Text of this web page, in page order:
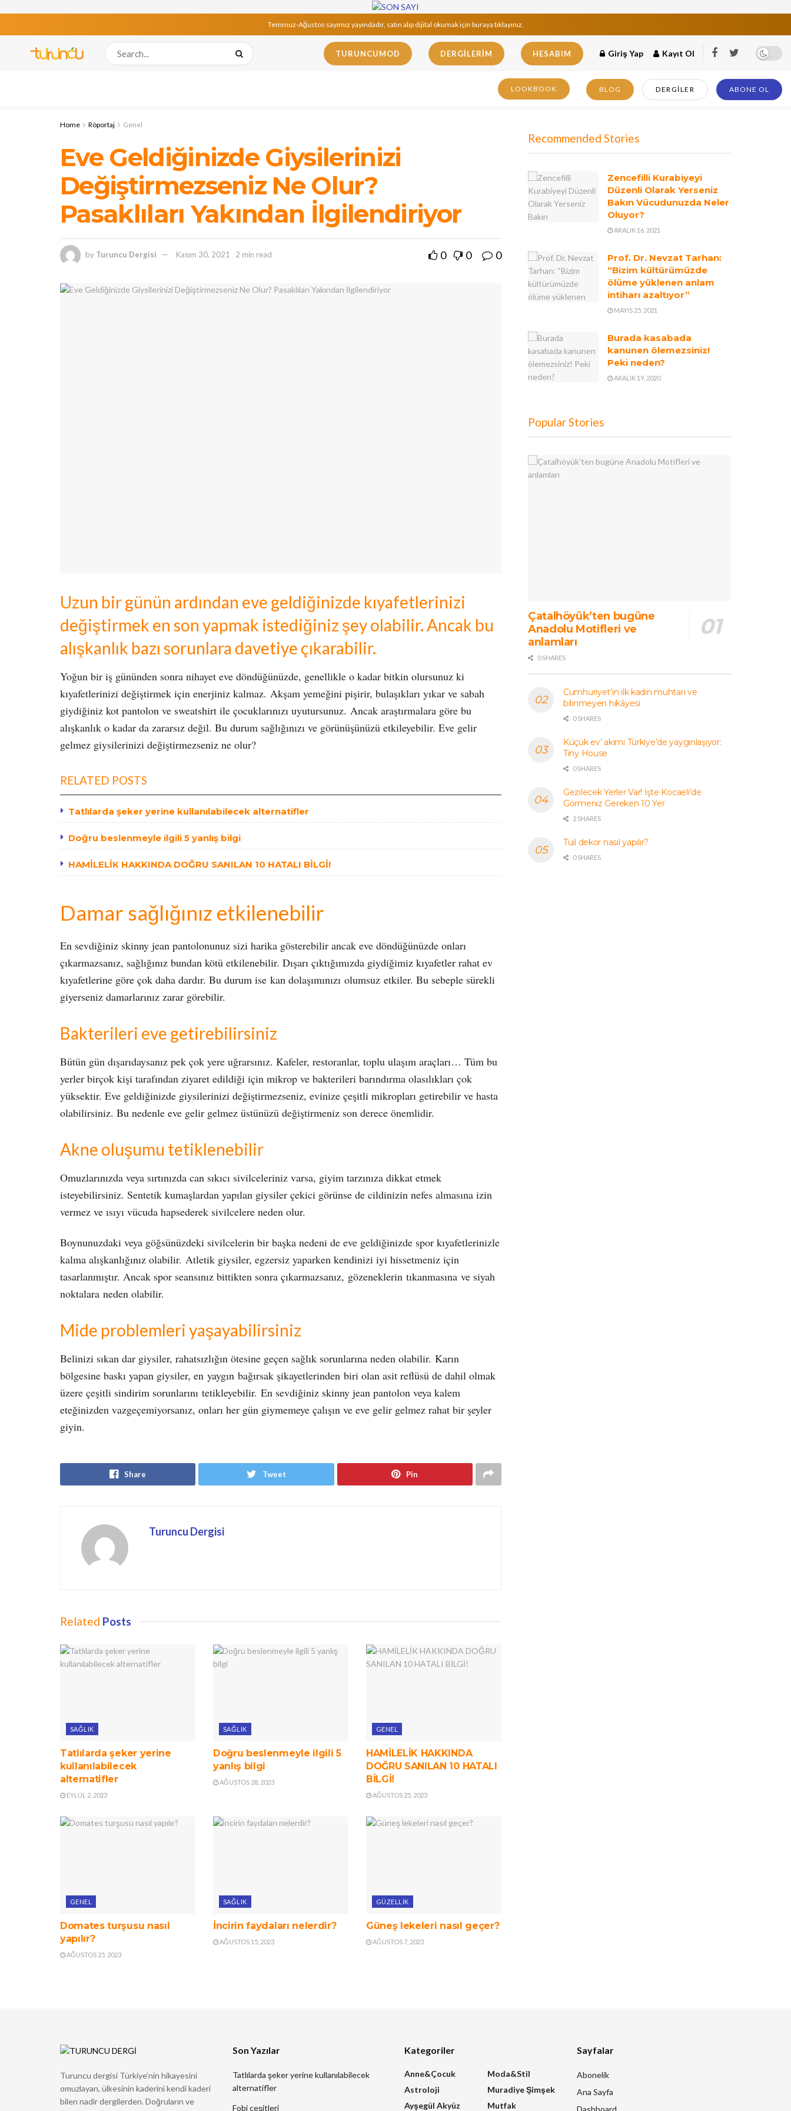
Temmuz-Ağustos sayımız yayındadır, satın alıp dijital okumak için buraya tıklayınız.
TURUNCUMOD DERGILERIM HESABIM Giriş Yap Kayıt Ol
LOOKBOOK BLOG DERGILER ABONE OL
Home Röportaj Genel
Eve Geldiğinizde Giysilerinizi
Değiştirmezseniz Ne Olur?
Pasaklıları Yakından İlgilendiriyor
by Turuncu Dergisi Kasım 30, 2021 2 min read 0 0 0
Uzun bir günün ardından eve geldiğinizde kıyafetlerinizi
değiştirmek en son yapmak istediğiniz şey olabilir. Ancak bu
alışkanlık bazı sorunlara davetiye çıkarabilir.
Yoğun bir iş gününden sonra nihayet eve döndüğünüzde, genellikle o kadar bitkin olursunuz ki
kıyafetlerinizi değiştirmek için enerjiniz kalmaz. Akşam yemeğini pişirir, bulaşıkları yıkar ve sabah
giydiğiniz kot pantolon ve sweatshirt ile çocuklarınızı uyutursunuz. Ancak araştırmalara göre bu
alışkanlık o kadar da zararsız değil. Bu durum sağlığınızı ve görünüşünüzü etkileyebilir. Eve gelir
gelmez giysilerinizi değiştirmezseniz ne olur?
RELATED POSTS
Tatlılarda şeker yerine kullanılabilecek alternatifler
Doğru beslenmeyle ilgili 5 yanlış bilgi
HAMİLELİK HAKKINDA DOĞRU SANILAN 10 HATALI BİLGİ!
Damar sağlığınız etkilenebilir
En sevdiğiniz skinny jean pantolonunuz sizi harika gösterebilir ancak eve döndüğünüzde onları
çıkarmazsanız, sağlığınız bundan kötü etkilenebilir. Dışarı çıktığımızda giydiğimiz kıyafetler rahat ev
kıyafetlerine göre çok daha dardır. Bu durum ise kan dolaşımınızı olumsuz etkiler. Bu sebeple sürekli
giyerseniz damarlarınız zarar görebilir.
Bakterileri eve getirebilirsiniz
Bütün gün dışarıdaysanız pek çok yere uğrarsınız. Kafeler, restoranlar, toplu ulaşım araçları… Tüm bu
yerler birçok kişi tarafından ziyaret edildiği için mikrop ve bakterileri barındırma olasılıkları çok
yüksektir. Eve geldiğinizde giysilerinizi değiştirmezseniz, evinize çeşitli mikropları getirebilir ve hasta
olabilirsiniz. Bu nedenle eve gelir gelmez üstünüzü değiştirmeniz son derece önemlidir.
Akne oluşumu tetiklenebilir
Omuzlarınızda veya sırtınızda can sıkıcı sivilceleriniz varsa, giyim tarzınıza dikkat etmek
isteyebilirsiniz. Sentetik kumaşlardan yapılan giysiler çekici görünse de cildinizin nefes almasına izin
vermez ve ısıyı vücuda hapsederek sivilcelere neden olur.
Boynunuzdaki veya göğsünüzdeki sivilcelerin bir başka nedeni de eve geldiğinizde spor kıyafetlerinizle
kalma alışkanlığınız olabilir. Atletik giysiler, egzersiz yaparken kendinizi iyi hissetmeniz için
tasarlanmıştır. Ancak spor seansınız bittikten sonra çıkarmazsanız, gözeneklerin tıkanmasına ve siyah
noktalara neden olabilir.
Mide problemleri yaşayabilirsiniz
Belinizi sıkan dar giysiler, rahatsızlığın ötesine geçen sağlık sorunlarına neden olabilir. Karın
bölgesine baskı yapan giysiler, en yaygın bağırsak şikayetlerinden biri olan asit reflüsü de dahil olmak
üzere çeşitli sindirim sorunlarını tetikleyebilir. En sevdiğiniz skinny jean pantolon veya kalem
eteğinizden vazgeçemiyorsanız, onları her gün giymemeye çalışın ve eve gelir gelmez rahat bir şeyler
giyin.
Share Tweet Pin
Turuncu Dergisi
Related Posts
SAĞLIK
Tatlılarda şeker yerine
kullanılabilecek
alternatifler
EYLÜL 2, 2023
SAĞLIK
Doğru beslenmeyle ilgili 5
yanlış bilgi
AĞUSTOS 28, 2023
GENEL
HAMİLELİK HAKKINDA
DOĞRU SANILAN 10 HATALI
BİLGİ!
AĞUSTOS 25, 2023
GENEL
Domates turşusu nasıl
yapılır?
AĞUSTOS 25, 2023
SAĞLIK
İncirin faydaları nelerdir?
AĞUSTOS 15, 2023
GÜZELLIK
Güneş lekeleri nasıl geçer?
AĞUSTOS 7, 2023
Recommended Stories
Zencefilli Kurabiyeyi
Düzenli Olarak Yerseniz
Bakın Vücudunuzda Neler
Oluyor?
ARALIK 16, 2021
Prof. Dr. Nevzat Tarhan:
“Bizim kültürümüzde
ölüme yüklenen anlam
intiharı azaltıyor”
MAYIS 25, 2021
Burada kasabada
kanunen ölemezsiniz!
Peki neden?
ARALIK 19, 2020
Popular Stories
Çatalhöyük’ten bugüne
Anadolu Motifleri ve
anlamları
0 SHARES
Cumhuriyet’in ilk kadın muhtarı ve
bilinmeyen hikâyesi
0 SHARES
Küçük ev’ akımı Türkiye’de yaygınlaşıyor:
Tiny House
0 SHARES
Gezilecek Yerler Var! İşte Kocaeli’de
Görmeniz Gereken 10 Yer
2 SHARES
Tuil dekor nasıl yapılır?
0 SHARES
Turuncu dergisi Türkiye’nin hikayesini
omuzlayan, ülkesinin kaderini kendi kaderi
bilen nadir dergilerden. Doğruların ve
Son Yazılar
Tatlılarda şeker yerine kullanılabilecek
alternatifler
Fobi çeşitleri
Kategoriler
Anne&Çocuk
Astroloji
Ayşegül Akyüz
Moda&Stil
Muradiye Şimşek
Mutfak
Sayfalar
Abonelik
Ana Sayfa
Dashboard